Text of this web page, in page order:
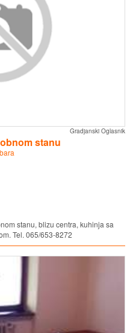
Gradjanski Oglasnik
stanu
stanu, blizu centra, kuhinja sa
Tel. 065/653-8272